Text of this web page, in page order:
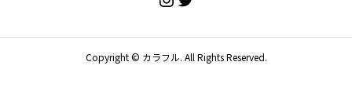
Copyright © カラフル. All Rights Reserved.